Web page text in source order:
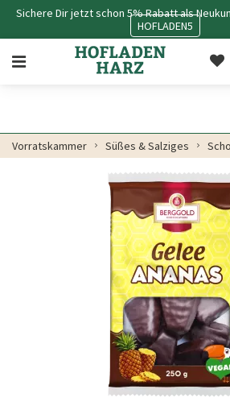
Sichere Dir jetzt schon 5% Rabatt als
HOFLADEN5
Vorratskammer Süßes & Salziges